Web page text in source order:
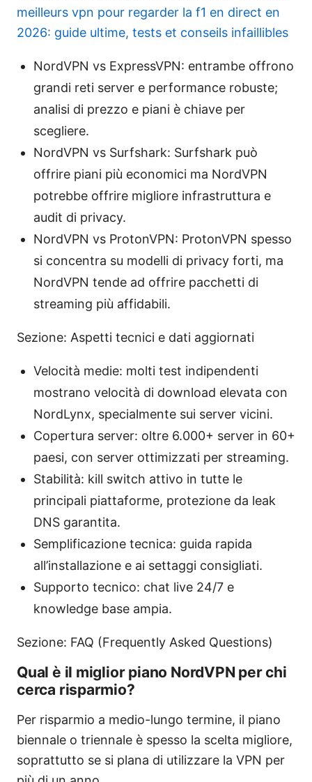
meilleurs vpn pour regarder la f1 en direct en
2026: guide ultime, tests et conseils infaillibles
NordVPN vs ExpressVPN: entrambe offrono
grandi reti server e performance robuste;
analisi di prezzo e piani è chiave per
scegliere.
NordVPN vs Surfshark: Surfshark può
offrire piani più economici ma NordVPN
potrebbe offrire migliore infrastruttura e
audit di privacy.
NordVPN vs ProtonVPN: ProtonVPN spesso
si concentra su modelli di privacy forti, ma
NordVPN tende ad offrire pacchetti di
streaming più affidabili.
Sezione: Aspetti tecnici e dati aggiornati
Velocità medie: molti test indipendenti
mostrano velocità di download elevata con
NordLynx, specialmente sui server vicini.
Copertura server: oltre 6.000+ server in 60+
paesi, con server ottimizzati per streaming.
Stabilità: kill switch attivo in tutte le
principali piattaforme, protezione da leak
DNS garantita.
Semplificazione tecnica: guida rapida
all’installazione e ai settaggi consigliati.
Supporto tecnico: chat live 24/7 e
knowledge base ampia.
Sezione: FAQ (Frequently Asked Questions)
Qual è il miglior piano NordVPN per chi
cerca risparmio?
Per risparmio a medio-lungo termine, il piano
biennale o triennale è spesso la scelta migliore,
soprattutto se si plana di utilizzare la VPN per